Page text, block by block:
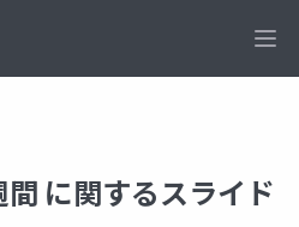
に関するスライド